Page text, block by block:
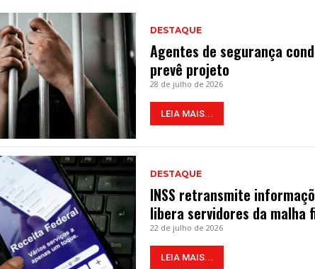
DESTAQUE
Agentes de segurança
prevê projeto
28 de julho de 2026
LEIA MAIS...
DESTAQUE
INSS retransmite
libera servidores da malha
22 de julho de 2026
LEIA MAIS...